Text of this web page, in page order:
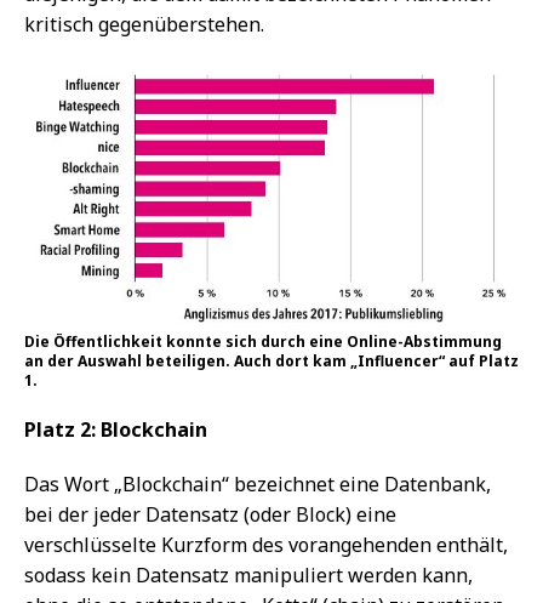
kritisch gegenüberstehen.
Die Öffentlichkeit konnte sich durch eine Online-Abstimmung
an der Auswahl beteiligen. Auch dort kam „Influencer“ auf Platz
1.
Platz 2: Blockchain
Das Wort „Blockchain“ bezeichnet eine Datenbank,
bei der jeder Datensatz (oder Block) eine
verschlüsselte Kurzform des vorangehenden enthält,
sodass kein Datensatz manipuliert werden kann,